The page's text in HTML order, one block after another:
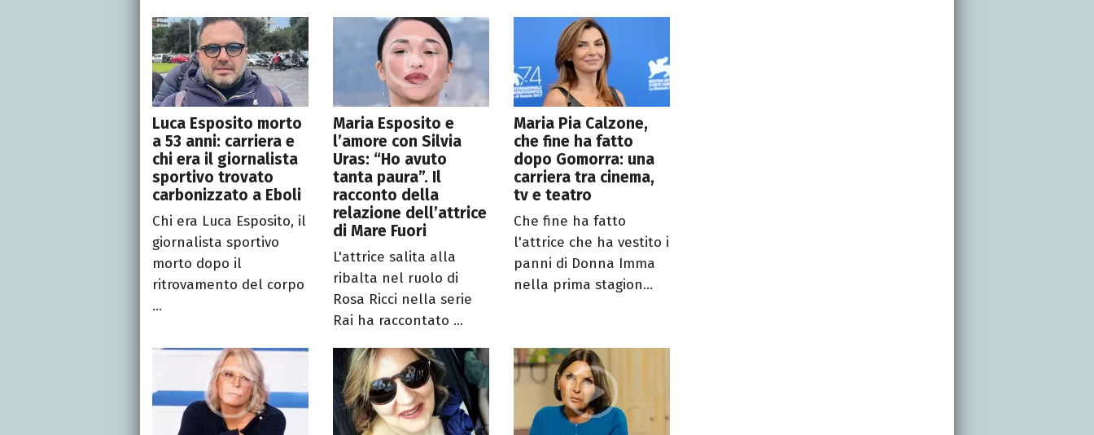
Luca Esposito morto
a 53 anni: carriera e
chi era il giornalista
sportivo trovato
carbonizzato a Eboli
Chi era Luca Esposito, il
giornalista sportivo
morto dopo il
ritrovamento del corpo
...
Maria Esposito e
l’amore con Silvia
Uras: “Ho avuto
tanta paura”. Il
racconto della
relazione dell’attrice
di Mare Fuori
L'attrice salita alla
ribalta nel ruolo di
Rosa Ricci nella serie
Rai ha raccontato ...
Maria Pia Calzone,
che fine ha fatto
dopo Gomorra: una
carriera tra cinema,
tv e teatro
Che fine ha fatto
l'attrice che ha vestito i
panni di Donna Imma
nella prima stagion...